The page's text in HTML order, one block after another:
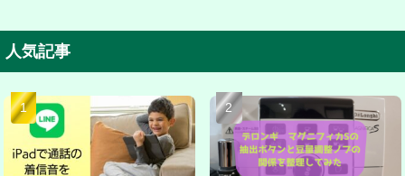
人気記事